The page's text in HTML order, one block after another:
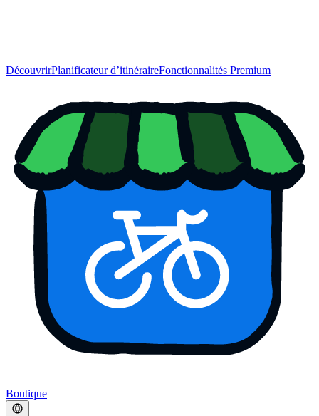
DécouvrirPlanificateur d’itinéraireFonctionnalités Premium
Boutique